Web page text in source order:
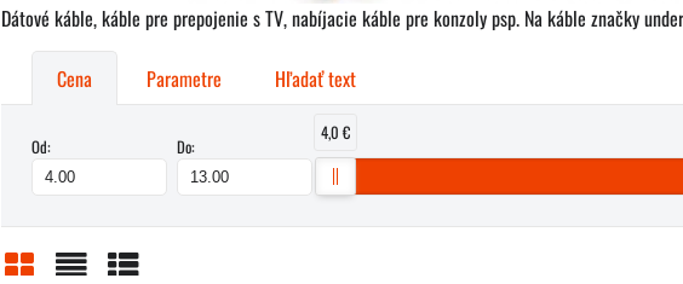
Dátové káble, káble pre prepojenie s TV, nabíjacie káble pre konzoly psp. Na káble značky
Cena Parametre Hľadať text
Od: Do:
4,0 €